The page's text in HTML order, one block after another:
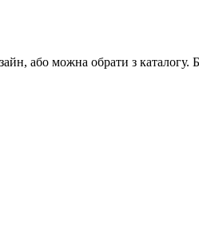
або можна обрати з каталогу.